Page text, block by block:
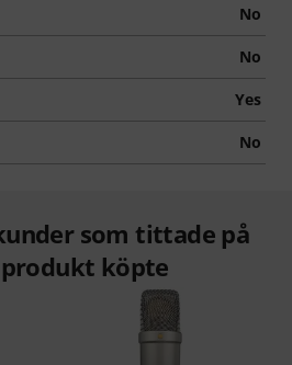
No
No
Yes
No
som tittade på
köpte